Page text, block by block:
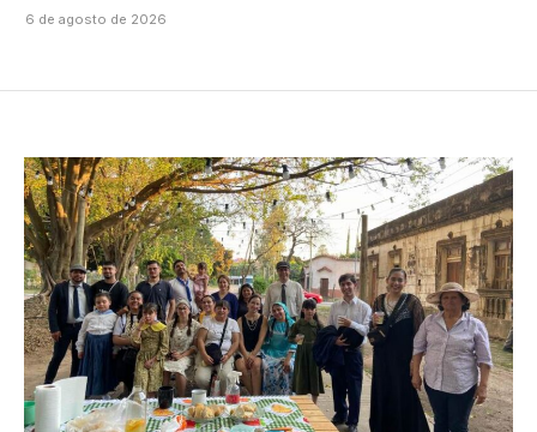
6 de agosto de 2026